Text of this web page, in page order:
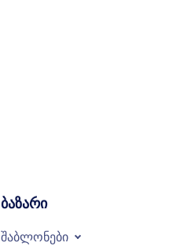
ბაზარი
შაბლონები